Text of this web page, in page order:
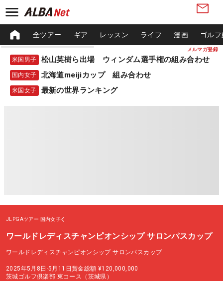
メルマガ登録
全ツアー ギア レッスン ライフ 漫画 ゴル
米国男子 松山英樹ら出場 ウィンダム選手権の組み合わせ
国内女子 北海道meijiカップ 組み合わせ
米国女子 最新の世界ランキング
JLPGAツアー 国内女子
ワールドレディスチャンピオンシップ サロンパスカップ
ワールドレディスチャンピオンシップ サロンパスカップ
2025年5月8日-5月11日賞金総額 ¥120,000,000
茨城ゴルフ倶楽部 東コース（茨城県）